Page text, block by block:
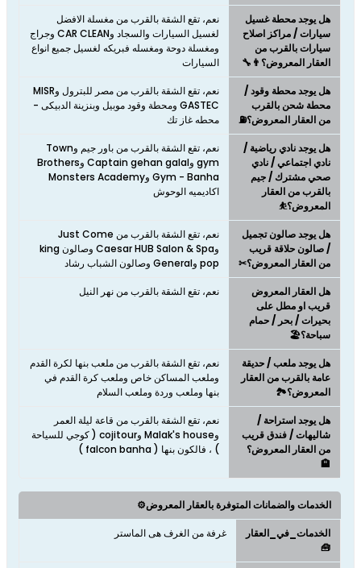
هل يوجد محطة غسيل
سيارات / مراكز اصلاح
سيارات بالقرب من
العقار المعروض؟👨‍🔧
نعم، تقع الشقة بالقرب من مغسلة الافضل
لغسيل السيارات والسجاد وCAR CLEAN وجراج
ومغسلة دوحة ومغسله فبريكه لغسيل جميع انواع
السيارات
هل يوجد محطة وقود /
محطة شحن بالقرب
من العقار المعروض؟⛽
نعم، تقع الشقة بالقرب من مصر للبترول وMISR
GASTEC ومحطة وقود موبيل وبنزينة الدبيكى -
محطه غاز تك
هل يوجد نادي رياضية /
نادي اجتماعي / نادي
صحي مشترك / جيم
بالقرب من العقار
المعروض؟⛹
نعم، تقع الشقة بالقرب من باور جيم وTown
gym وCaptain gehan galal وBrothers
Gym - Banha وMonsters Academy
اكاديميه الوحوش
هل يوجد صالون تجميل
/ صالون حلاقة قريب
من العقار المعروض؟✂
نعم، تقع الشقة بالقرب من Just Come
وCaesar HUB Salon & Spa وصالون king
pop وGeneral وصالون الشباب رشاد
هل العقار المعروض
قريب او مطل على
بحيرات / بحر / حمام
سباحة؟🏖️
نعم، تقع الشقة بالقرب من نهر النيل
هل يوجد ملعب / حديقة
عامة بالقرب من العقار
المعروض؟🏞️
نعم، تقع الشقة بالقرب من ملعب بنها لكرة القدم
وملعب المساكن خاص وملعب كرة القدم في
بنها وملعب وردة وملعب السلام
هل يوجد استراحة /
شاليهات / فندق قريب
من العقار المعروض؟
🏨
نعم، تقع الشقة بالقرب من قاعة ليلة العمر
وMalak's house وcojitour ( كوجي للسياحة
) ، فالكون بنها ( falcon banha )
الخدمات والضمانات المتوفرة بالعقار المعروض⚙️
الخدمات_في_العقار
🧰
غرفة من الغرف هى الماستر